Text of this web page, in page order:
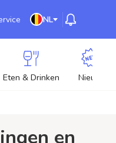
NL
Eten & Drinken Nieuw